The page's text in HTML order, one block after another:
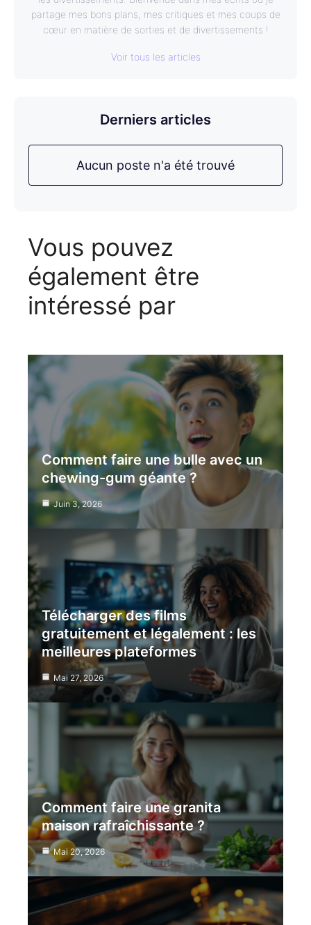
partage mes bons plans, mes critiques et mes coups de
cœur en matière de sorties et de divertissements !
Voir tous les articles
Derniers articles
Aucun poste n'a été trouvé
Vous pouvez
également être
intéressé par
Comment faire une bulle avec un
chewing-gum géante ?
Juin 3, 2026
Télécharger des films
gratuitement et légalement : les
meilleures plateformes
Mai 27, 2026
Comment faire une granita
maison rafraîchissante ?
Mai 20, 2026